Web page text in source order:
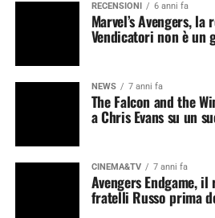
RECENSIONI 6 anni fa
Marvel’s Avengers,
Vendicatori non è un
NEWS 7 anni fa
The Falcon and the
a Chris Evans su un
CINEMA&TV 7 anni fa
Avengers Endgame,
fratelli Russo prima